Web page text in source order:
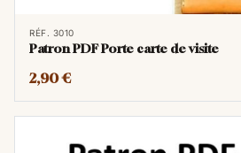
RÉF. 3010
Patron PDF Porte carte de visite
2,90 €